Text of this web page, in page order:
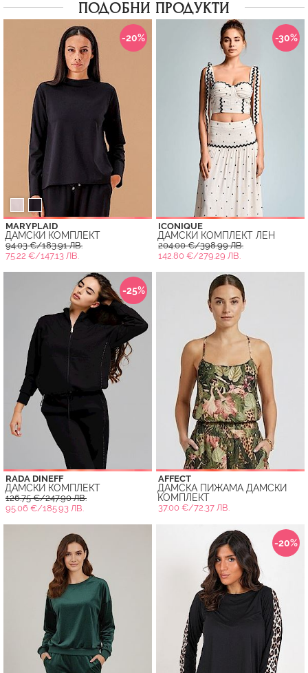
ПОДОБНИ ПРОДУКТИ
-20%
MARYPLAID
ДАМСКИ КОМПЛЕКТ
94.03 €/183.91 ЛВ.
75.22 €/147.13 ЛВ.
-30%
ICONIQUE
ДАМСКИ КОМПЛЕКТ ЛЕН
204.00 €/398.99 ЛВ.
142.80 €/279.29 ЛВ.
-25%
RADA DINEFF
ДАМСКИ КОМПЛЕКТ
126.75 €/247.90 ЛВ.
95.06 €/185.93 ЛВ.
AFFECT
ДАМСКА ПИЖАМА ДАМСКИ
КОМПЛЕКТ
37.00 €/72.37 ЛВ.
-20%